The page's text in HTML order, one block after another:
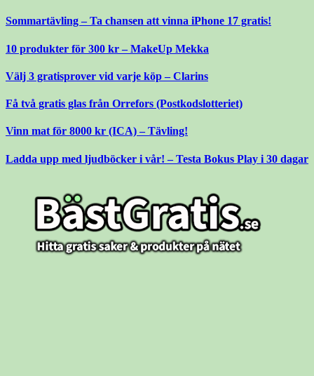
Gå
innehåll
Sommartävling – Ta chansen att vinna iPhone 17 gratis!
10 produkter för 300 kr – MakeUp Mekka
Välj 3 gratisprover vid varje köp – Clarins
Få två gratis glas från Orrefors (Postkodslotteriet)
Vinn mat för 8000 kr (ICA) – Tävling!
Ladda upp med ljudböcker i vår! – Testa Bokus Play i 30 dagar